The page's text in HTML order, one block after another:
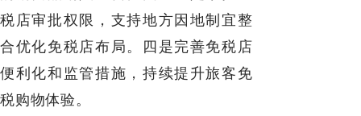
税店审批权限，支持地方因地制宜整
合优化免税店布局。四是完善免税店
便利化和监管措施，持续提升旅客免
税购物体验。